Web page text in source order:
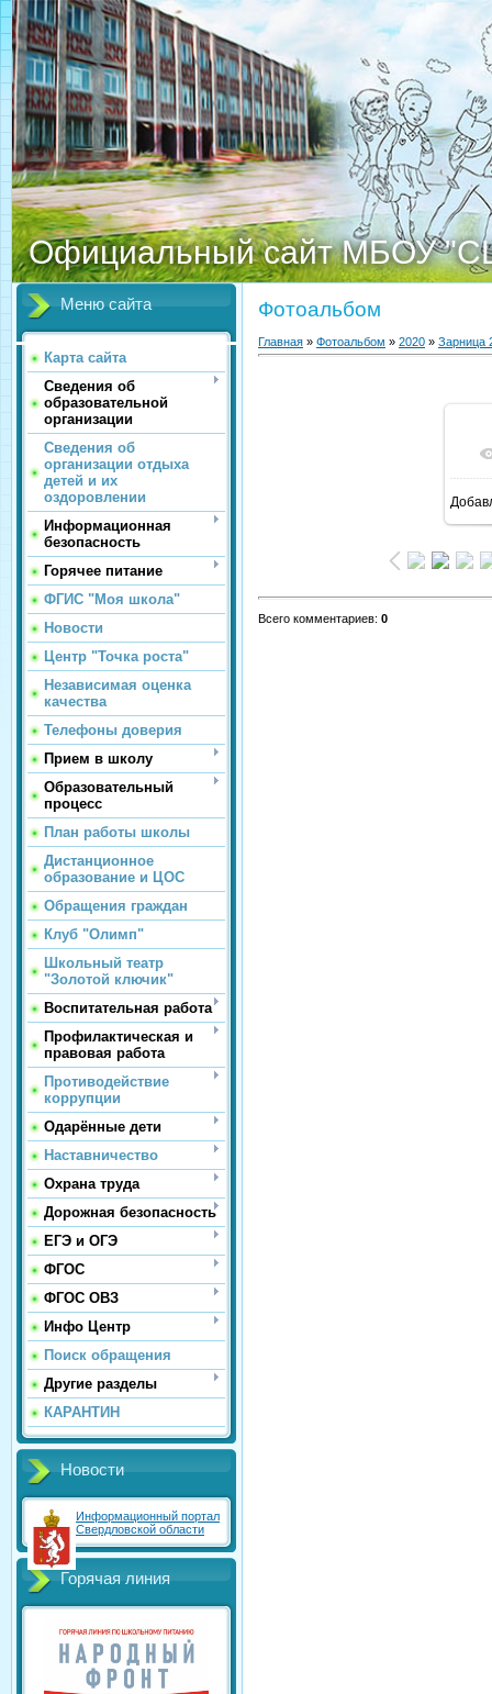
Официальный сайт МБОУ
Меню сайта
Карта сайта
Сведения об
образовательной
организации
Сведения об
организации отдыха
детей и их
оздоровлении
Информационная
безопасность
Горячее питание
ФГИС "Моя школа"
Новости
Центр "Точка роста"
Независимая оценка
качества
Телефоны доверия
Прием в школу
Образовательный
процесс
План работы школы
Дистанционное
образование и ЦОС
Обращения граждан
Клуб "Олимп"
Школьный театр
"Золотой ключик"
Воспитательная работа
Профилактическая и
правовая работа
Противодействие
коррупции
Одарённые дети
Наставничество
Охрана труда
Дорожная безопасность
ЕГЭ и ОГЭ
ФГОС
ФГОС ОВЗ
Инфо Центр
Поиск обращения
Другие разделы
КАРАНТИН
Новости
Информационный портал
Свердловской области
Горячая линия
Фотоальбом
Главная » Фотоальбом » 2020 » Зарница
Всего комментариев: 0